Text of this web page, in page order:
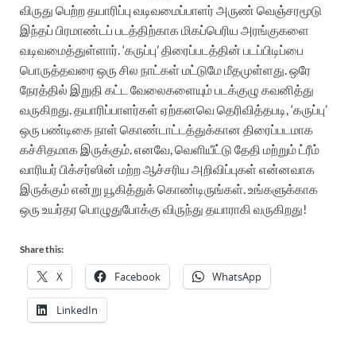
விருது பெற்ற தயாரிப்பு வடிவமைப்பாளர் அருண் வெஞ்சரமூடு
இந்தப் பிரமாண்டப் படத்திற்காக மிகப்பெரிய அரங்குகளை
வடிவமைத்துள்ளார்.‘கருப்பு’ திரைப்படத்தின் படப்பிடிப்பை
பொருத்தவரை ஒரு சில நாட்கள் மட்டுமே மீதமுள்ளது. ஒரே
நேரத்தில் இறுதி கட்ட வேலைகளையும் படக்குழு கவனித்து
வருகிறது. தயாரிப்பாளர்கள் ஏற்கனவெ தெரிவித்தபடி, ‘கருப்பு’
ஒரு பண்டிகை நாள் கொண்டாட்டத்துக்கான திரைப்படமாக
கச்சிதமாக இருக்கும். எனவே, வெளியீட்டு தேதி மற்றும் ட்ரீம்
வாரியர் பிக்சர்ஸின் மற்ற ஆச்சரிய அறிவிப்புகள் என்னவாக
இருக்கும் என்று யூகித்துக் கொண்டிருங்கள். உங்களுக்காக
ஒரு உயர்தர பொழுதுபோக்கு விருந்து தயாராகி வருகிறது!
Share this:
X Facebook WhatsApp
LinkedIn